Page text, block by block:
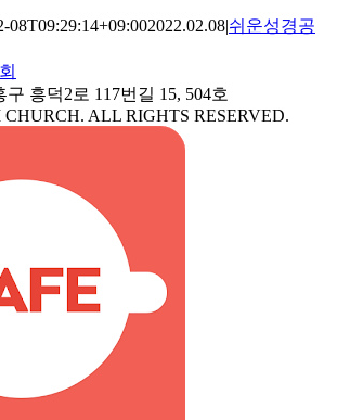
08T09:29:14+09:002022.02.08|쉬운성경공
흥덕2로 117번길 15, 504호
ALL RIGHTS RESERVED.